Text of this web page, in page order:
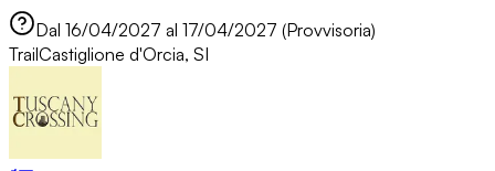
Dal 16/04/2027 al 17/04/2027 (Provvisoria)
TrailCastiglione d'Orcia, SI